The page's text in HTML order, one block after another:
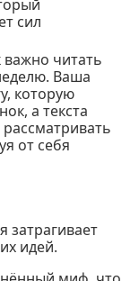
сил
важно читать
Ваша
которую
а текста
от себя
затрагивает
идей.